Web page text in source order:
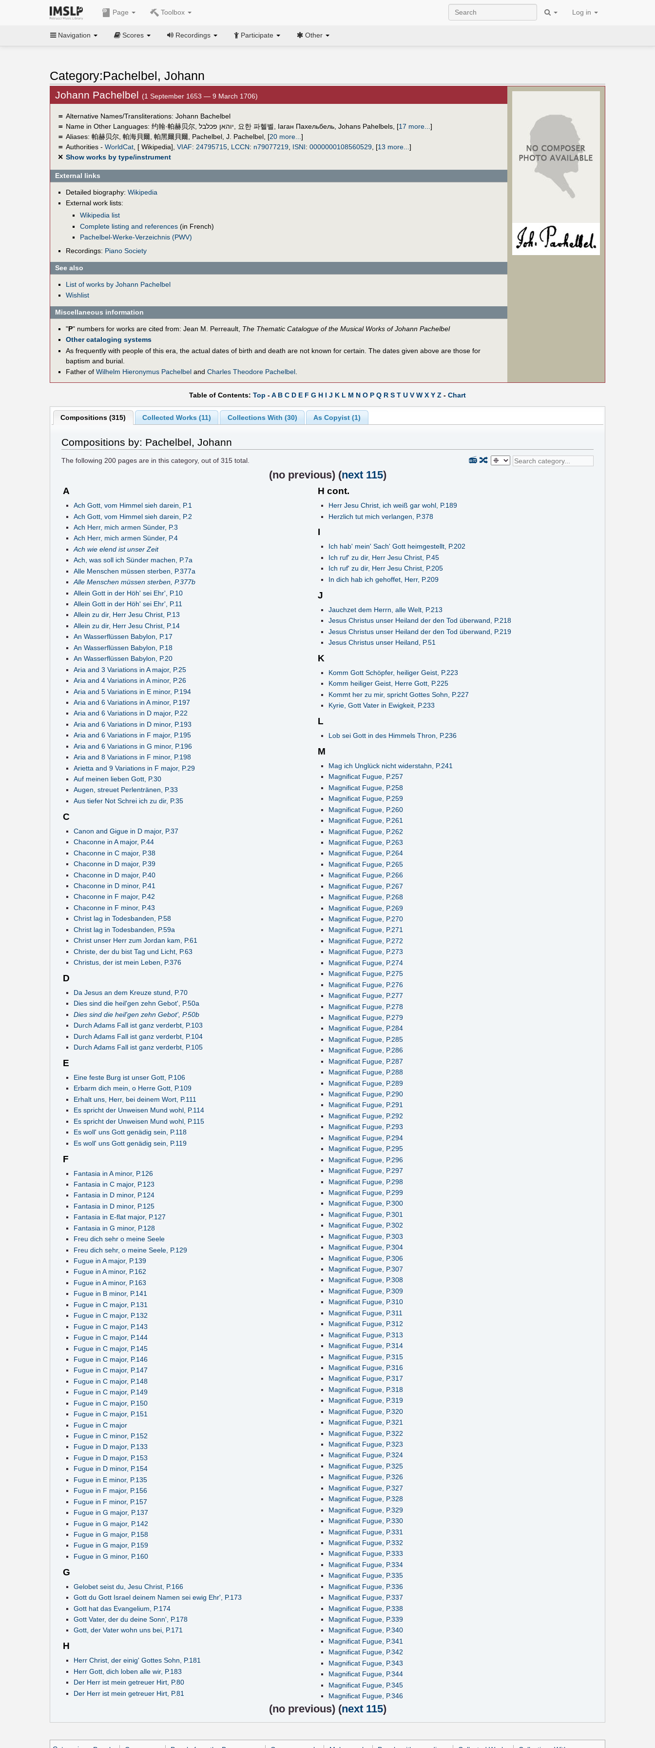
Page Toolbox Log in
Navigation Scores Recordings Participate Other
Category:Pachelbel, Johann
Johann Pachelbel (1 September 1653 — 9 March 1706)
＝ Alternative Names/Transliterations: Johann Bachelbel
＝ Name in Other Languages: 约翰·帕赫贝尔, יוהאן פכלבל 요한 파헬벨 Іаган Пахельбель, Johans Pahelbels, [17 more... ]
＝ Aliases: 帕赫贝尔, 帕海貝爾, 帕黑爾貝爾, Pachelbel, J. Pachelbel, [20 more... ]
＝ Authorities - WorldCat, [ Wikipedia], VIAF: 24795715, LCCN: n79077219, ISNI: 0000000108560529, [13 more... ]
✕ Show works by type/instrument
External links
Detailed biography: Wikipedia
External work lists:
Wikipedia list
Complete listing and references(in French)
Pachelbel-Werke-Verzeichnis (PWV)
Recordings: Piano Society
See also
List of works by Johann Pachelbel
Wishlist
Miscellaneous information
"P" numbers for works are cited from: Jean M. Perreault, The Thematic Catalogue of the Musical Works of Johann Pachelbel
Other cataloging systems
As frequently with people of this era, the actual dates of birth and death are not known for certain. The dates given above are those for
baptism and burial.
Father of Wilhelm Hieronymus Pachelbeland Charles Theodore Pachelbel.
Table of Contents: Top -A B C D E F G H I J K L M N O P Q R S T U V W X Y Z - Chart
Compositions (315) Collected Works (11) Collections With (30) As Copyist (1)
Compositions by: Pachelbel, Johann
The following200 pages are in this category, out of315 total. 🔀
📻
(no previous) (next 115)
A
Ach Gott, vom Himmel sieh darein, P.1
Ach Gott, vom Himmel sieh darein, P.2
Ach Herr, mich armen Sünder, P.3
Ach Herr, mich armen Sünder, P.4
Ach wie elend ist unser Zeit
Ach, was soll ich Sünder machen, P.7a
Alle Menschen müssen sterben, P.377a
Alle Menschen müssen sterben, P.377b
Allein Gott in der Höh' sei Ehr', P.10
Allein Gott in der Höh' sei Ehr', P.11
Allein zu dir, Herr Jesu Christ, P.13
Allein zu dir, Herr Jesu Christ, P.14
An Wasserflüssen Babylon, P.17
An Wasserflüssen Babylon, P.18
An Wasserflüssen Babylon, P.20
Aria and 3 Variations in A major, P.25
Aria and 4 Variations in A minor, P.26
Aria and 5 Variations in E minor, P.194
Aria and 6 Variations in A minor, P.197
Aria and 6 Variations in D major, P.22
Aria and 6 Variations in D minor, P.193
Aria and 6 Variations in F major, P.195
Aria and 6 Variations in G minor, P.196
Aria and 8 Variations in F minor, P.198
Arietta and 9 Variations in F major, P.29
Auf meinen lieben Gott, P.30
Augen, streuet Perlentränen, P.33
Aus tiefer Not Schrei ich zu dir, P.35
C
Canon and Gigue in D major, P.37
Chaconne in A major, P.44
Chaconne in C major, P.38
Chaconne in D major, P.39
Chaconne in D major, P.40
Chaconne in D minor, P.41
Chaconne in F major, P.42
Chaconne in F minor, P.43
Christ lag in Todesbanden, P.58
Christ lag in Todesbanden, P.59a
Christ unser Herr zum Jordan kam, P.61
Christe, der du bist Tag und Licht, P.63
Christus, der ist mein Leben, P.376
D
Da Jesus an dem Kreuze stund, P.70
Dies sind die heil'gen zehn Gebot', P.50a
Dies sind die heil'gen zehn Gebot', P.50b
Durch Adams Fall ist ganz verderbt, P.103
Durch Adams Fall ist ganz verderbt, P.104
Durch Adams Fall ist ganz verderbt, P.105
E
Eine feste Burg ist unser Gott, P.106
Erbarm dich mein, o Herre Gott, P.109
Erhalt uns, Herr, bei deinem Wort, P.111
Es spricht der Unweisen Mund wohl, P.114
Es spricht der Unweisen Mund wohl, P.115
Es woll' uns Gott genädig sein, P.118
Es woll' uns Gott genädig sein, P.119
F
Fantasia in A minor, P.126
Fantasia in C major, P.123
Fantasia in D minor, P.124
Fantasia in D minor, P.125
Fantasia in E-flat major, P.127
Fantasia in G minor, P.128
Freu dich sehr o meine Seele
Freu dich sehr, o meine Seele, P.129
Fugue in A major, P.139
Fugue in A minor, P.162
Fugue in A minor, P.163
Fugue in B minor, P.141
Fugue in C major, P.131
Fugue in C major, P.132
Fugue in C major, P.143
Fugue in C major, P.144
Fugue in C major, P.145
Fugue in C major, P.146
Fugue in C major, P.147
Fugue in C major, P.148
Fugue in C major, P.149
Fugue in C major, P.150
Fugue in C major, P.151
Fugue in C major
Fugue in C minor, P.152
Fugue in D major, P.133
Fugue in D major, P.153
Fugue in D minor, P.154
Fugue in E minor, P.135
Fugue in F major, P.156
Fugue in F minor, P.157
Fugue in G major, P.137
Fugue in G major, P.142
Fugue in G major, P.158
Fugue in G major, P.159
Fugue in G minor, P.160
G
Gelobet seist du, Jesu Christ, P.166
Gott du Gott Israel deinem Namen sei ewig Ehr', P.173
Gott hat das Evangelium, P.174
Gott Vater, der du deine Sonn', P.178
Gott, der Vater wohn uns bei, P.171
H
Herr Christ, der einig' Gottes Sohn, P.181
Herr Gott, dich loben alle wir, P.183
Der Herr ist mein getreuer Hirt, P.80
Der Herr ist mein getreuer Hirt, P.81
H cont.
Herr Jesu Christ, ich weiß gar wohl, P.189
Herzlich tut mich verlangen, P.378
I
Ich hab' mein' Sach' Gott heimgestellt, P.202
Ich ruf' zu dir, Herr Jesu Christ, P.45
Ich ruf' zu dir, Herr Jesu Christ, P.205
In dich hab ich gehoffet, Herr, P.209
J
Jauchzet dem Herrn, alle Welt, P.213
Jesus Christus unser Heiland der den Tod überwand, P.218
Jesus Christus unser Heiland der den Tod überwand, P.219
Jesus Christus unser Heiland, P.51
K
Komm Gott Schöpfer, heiliger Geist, P.223
Komm heiliger Geist, Herre Gott, P.225
Kommt her zu mir, spricht Gottes Sohn, P.227
Kyrie, Gott Vater in Ewigkeit, P.233
L
Lob sei Gott in des Himmels Thron, P.236
M
Mag ich Unglück nicht widerstahn, P.241
Magnificat Fugue, P.257
Magnificat Fugue, P.258
Magnificat Fugue, P.259
Magnificat Fugue, P.260
Magnificat Fugue, P.261
Magnificat Fugue, P.262
Magnificat Fugue, P.263
Magnificat Fugue, P.264
Magnificat Fugue, P.265
Magnificat Fugue, P.266
Magnificat Fugue, P.267
Magnificat Fugue, P.268
Magnificat Fugue, P.269
Magnificat Fugue, P.270
Magnificat Fugue, P.271
Magnificat Fugue, P.272
Magnificat Fugue, P.273
Magnificat Fugue, P.274
Magnificat Fugue, P.275
Magnificat Fugue, P.276
Magnificat Fugue, P.277
Magnificat Fugue, P.278
Magnificat Fugue, P.279
Magnificat Fugue, P.284
Magnificat Fugue, P.285
Magnificat Fugue, P.286
Magnificat Fugue, P.287
Magnificat Fugue, P.288
Magnificat Fugue, P.289
Magnificat Fugue, P.290
Magnificat Fugue, P.291
Magnificat Fugue, P.292
Magnificat Fugue, P.293
Magnificat Fugue, P.294
Magnificat Fugue, P.295
Magnificat Fugue, P.296
Magnificat Fugue, P.297
Magnificat Fugue, P.298
Magnificat Fugue, P.299
Magnificat Fugue, P.300
Magnificat Fugue, P.301
Magnificat Fugue, P.302
Magnificat Fugue, P.303
Magnificat Fugue, P.304
Magnificat Fugue, P.306
Magnificat Fugue, P.307
Magnificat Fugue, P.308
Magnificat Fugue, P.309
Magnificat Fugue, P.310
Magnificat Fugue, P.311
Magnificat Fugue, P.312
Magnificat Fugue, P.313
Magnificat Fugue, P.314
Magnificat Fugue, P.315
Magnificat Fugue, P.316
Magnificat Fugue, P.317
Magnificat Fugue, P.318
Magnificat Fugue, P.319
Magnificat Fugue, P.320
Magnificat Fugue, P.321
Magnificat Fugue, P.322
Magnificat Fugue, P.323
Magnificat Fugue, P.324
Magnificat Fugue, P.325
Magnificat Fugue, P.326
Magnificat Fugue, P.327
Magnificat Fugue, P.328
Magnificat Fugue, P.329
Magnificat Fugue, P.330
Magnificat Fugue, P.331
Magnificat Fugue, P.332
Magnificat Fugue, P.333
Magnificat Fugue, P.334
Magnificat Fugue, P.335
Magnificat Fugue, P.336
Magnificat Fugue, P.337
Magnificat Fugue, P.338
Magnificat Fugue, P.339
Magnificat Fugue, P.340
Magnificat Fugue, P.341
Magnificat Fugue, P.342
Magnificat Fugue, P.343
Magnificat Fugue, P.344
Magnificat Fugue, P.345
Magnificat Fugue, P.346
(no previous) (next 115)